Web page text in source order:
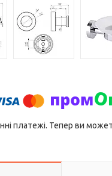
платежі. Тепер ви